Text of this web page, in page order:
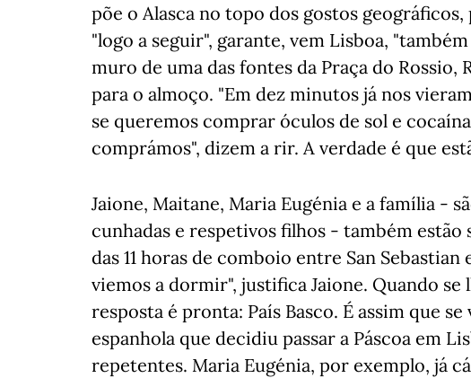
põe o Alasca no topo dos gostos geográficos,
"logo a seguir", garante, vem Lisboa,
muro de uma das fontes da Praça do Rossio,
para o almoço. "Em dez minutos já nos
se queremos comprar óculos de sol e
comprámos", dizem a rir. A verdade é que
Jaione, Maitane, Maria Eugénia e a família -
cunhadas e respetivos filhos - também estão
das 11 horas de comboio entre San
viemos a dormir", justifica Jaione. Quando se
resposta é pronta: País Basco. É assim que
espanhola que decidiu passar a Páscoa em
repetentes. Maria Eugénia, por exemplo, já